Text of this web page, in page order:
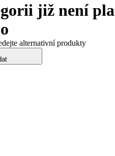
již není
alternativní produkty